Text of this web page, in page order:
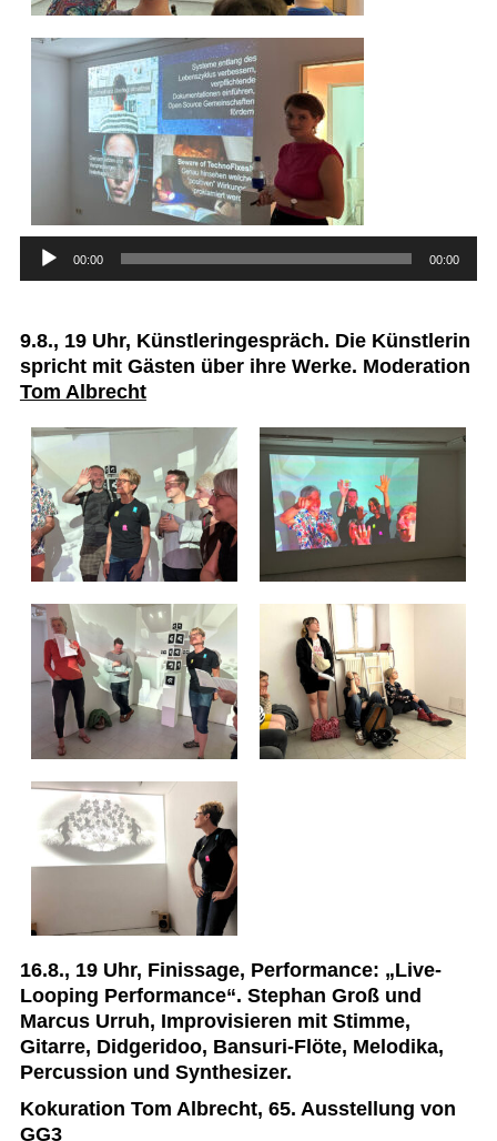
Audio-
Player
00:00 00:00
9.8., 19 Uhr, Künstleringespräch. Die Künstlerin
spricht mit Gästen über ihre Werke. Moderation
Tom Albrecht
16.8., 19 Uhr, Finissage, Performance: „Live-
Looping Performance“. Stephan Groß und
Marcus Urruh, Improvisieren mit Stimme,
Gitarre, Didgeridoo, Bansuri-Flöte, Melodika,
Percussion und Synthesizer.
Kokuration Tom Albrecht, 65. Ausstellung von
GG3